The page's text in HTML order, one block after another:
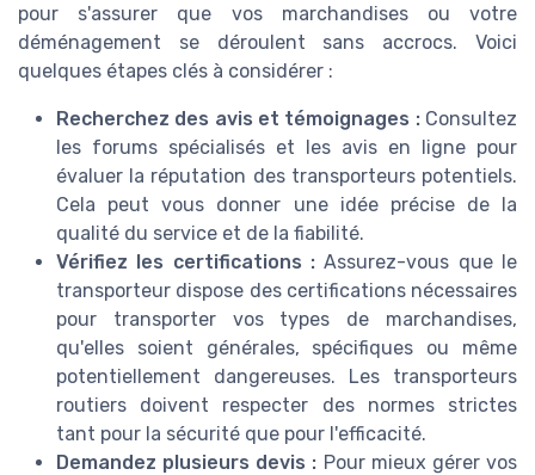
pour s'assurer que vos marchandises ou votre
déménagement se déroulent sans accrocs. Voici
quelques étapes clés à considérer :
Recherchez des avis et témoignages :Consultez
les forums spécialisés et les avis en ligne pour
évaluer la réputation des transporteurs potentiels.
Cela peut vous donner une idée précise de la
qualité du service et de la fiabilité.
Vérifiez les certifications : Assurez-vous que le
transporteur dispose des certifications nécessaires
pour transporter vos types de marchandises,
qu'elles soient générales, spécifiques ou même
potentiellement dangereuses. Les transporteurs
routiers doivent respecter des normes strictes
tant pour la sécurité que pour l'efficacité.
Demandez plusieurs devis : Pour mieux gérer vos